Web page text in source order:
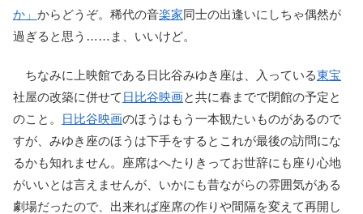
か」 からどうぞ。稀代の音楽家同士の出逢いにしちゃ偶然が
過ぎると思う……ま、いいけど。
ちなみに上映館である日比谷みゆき座は、入っている東宝
社屋の改築に併せて 日比谷映画と共に春までで閉館の予定と
のこと。
日比谷映画のほうはもう一本観たいものがあるので
すが、みゆき座のほうは下手をするとこれが最後の訪問にな
るかも知れません。座席はへたりきってお世辞にも座り心地
がいいとは言えませんが、いかにも昔ながらの雰囲気がある
劇場だったので、出来れば座席の作りや間隔を変えて再開し